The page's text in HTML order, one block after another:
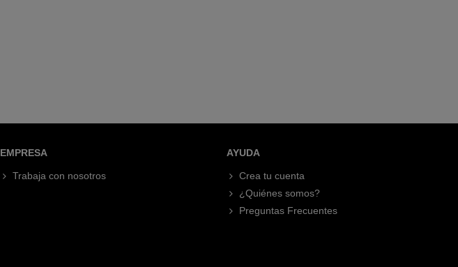
EMPRESA
Trabaja con nosotros
AYUDA
Crea tu cuenta
¿Quiénes somos?
Preguntas Frecuentes